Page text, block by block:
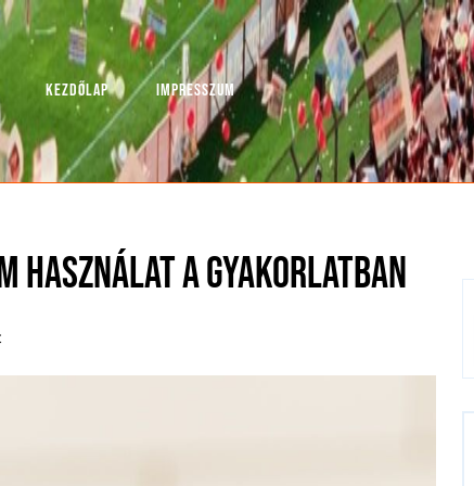
KEZDŐLAP IMPRESSZUM
használat a gyakorlatban